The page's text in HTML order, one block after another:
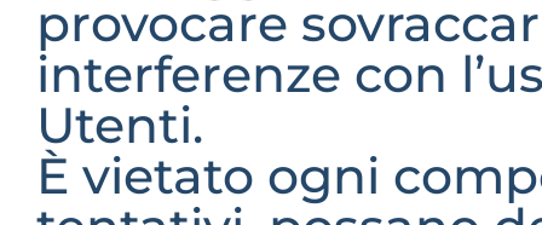
provocare
interferenze con
Utenti.
È vietato ogni